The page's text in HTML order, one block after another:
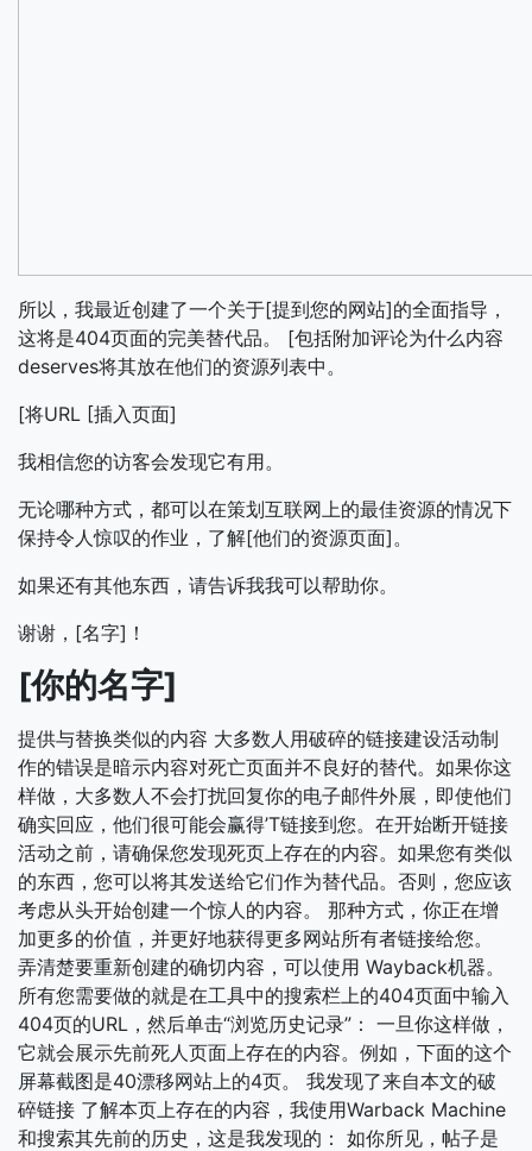
所以，我最近创建了一个关于[提到您的网站]的全面指导，
这将是404页面的完美替代品。 [包括附加评论为什么内容
deserves将其放在他们的资源列表中。
[将URL [插入页面]
我相信您的访客会发现它有用。
无论哪种方式，都可以在策划互联网上的最佳资源的情况下
保持令人惊叹的作业，了解[他们的资源页面]。
如果还有其他东西，请告诉我我可以帮助你。
谢谢，[名字]！
[你的名字]
提供与替换类似的内容 大多数人用破碎的链接建设活动制
作的错误是暗示内容对死亡页面并不良好的替代。如果你这
样做，大多数人不会打扰回复你的电子邮件外展，即使他们
确实回应，他们很可能会赢得’T链接到您。在开始断开链接
活动之前，请确保您发现死页上存在的内容。如果您有类似
的东西，您可以将其发送给它们作为替代品。否则，您应该
考虑从头开始创建一个惊人的内容。 那种方式，你正在增
加更多的价值，并更好地获得更多网站所有者链接给您。
弄清楚要重新创建的确切内容，可以使用 Wayback机器。
所有您需要做的就是在工具中的搜索栏上的404页面中输入
404页的URL，然后单击“浏览历史记录”： 一旦你这样做，
它就会展示先前死人页面上存在的内容。例如，下面的这个
屏幕截图是40漂移网站上的4页。 我发现了来自本文的破
碎链接 了解本页上存在的内容，我使用Warback Machine
和搜索其先前的历史，这是我发现的： 如你所见，帖子是